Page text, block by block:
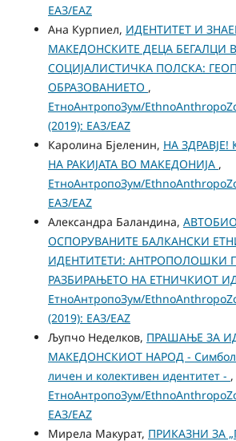
ЕАЗ/EAZ
Ана Курпиел, ИДЕНТИТЕТ И
МАКЕДОНСКИТЕ ДЕЦА БЕГАЛЦИ
СОЦИЈАЛИСТИЧКА ПОЛСКА:
ОБРАЗОВАНИЕТО ,
ЕтноАнтропоЗум/
(2019): ЕАЗ/EAZ
Каролина Бјеленин, НА ЗДРАВЈЕ!
НА РАКИЈАТА ВО МАКЕДОНИЈА ,
ЕтноАнтропоЗум/
ЕАЗ/EAZ
Александра Баландина,
ОСПОРУВАНИТЕ БАЛКАНСКИ
ИДЕНТИТЕТИ: АНТРОПОЛОШКИ
РАЗБИРАЊЕТО НА ЕТНИЧКИОТ
ЕтноАнтропоЗум/
(2019): ЕАЗ/EAZ
Љупчо Неделков, ПРАШАЊЕ ЗА
МАКЕДОНСКИОТ НАРОД -
личен и колективен идентитет - ,
ЕтноАнтропоЗум/
ЕАЗ/EAZ
Мирела Макурат, ПРИКАЗНИ ЗА